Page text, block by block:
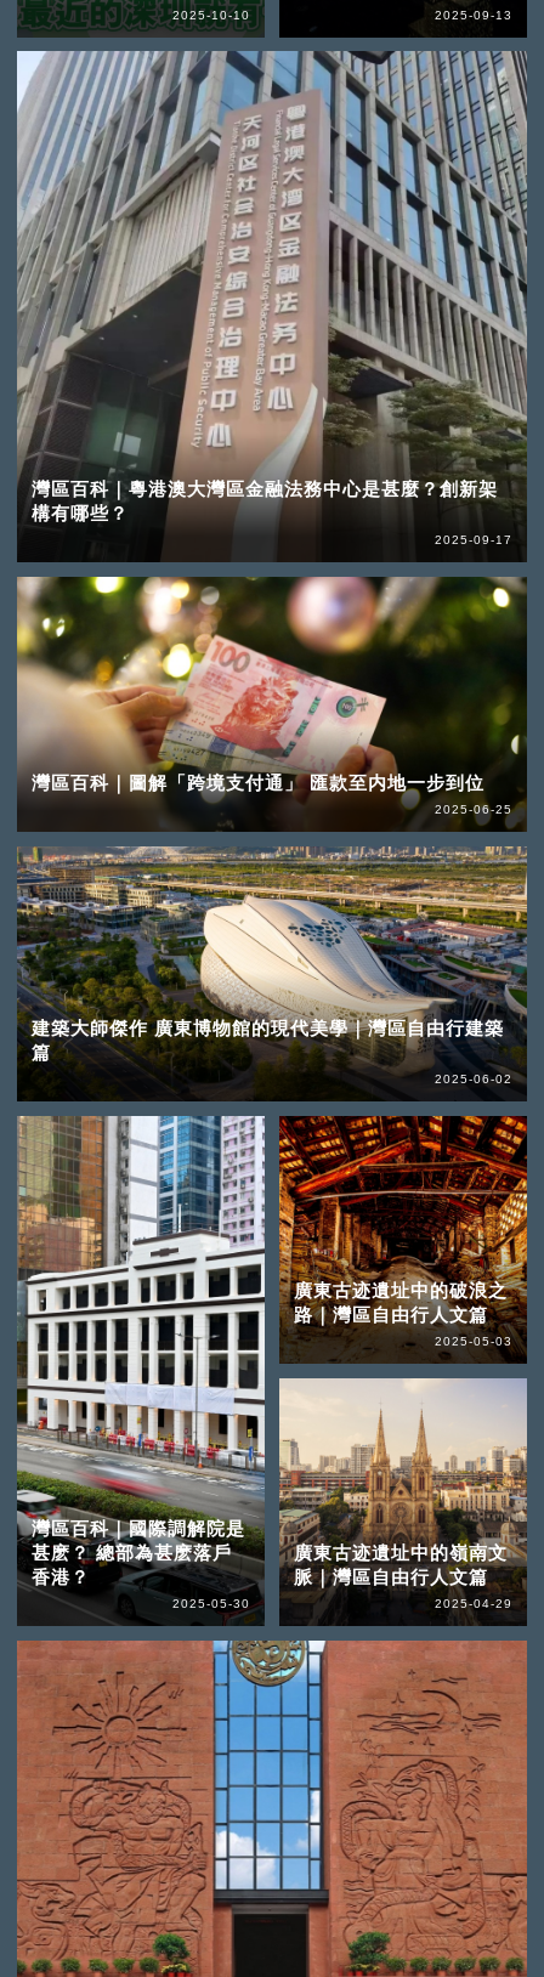
2025-10-10
灣區百科｜粵港澳大灣區金融法務中心是甚麼？創新架
構有哪些？
2025-09-17
2025-09-13
灣區百科｜圖解「跨境支付通」 匯款至内地一步到位
2025-06-25
建築大師傑作 廣東博物館的現代美學｜灣區自由行建築
篇
2025-06-02
灣區百科｜國際調解院是
甚麽？ 總部為甚麽落戶
香港？
2025-05-30
廣東古迹遺址中的破浪之
路｜灣區自由行人文篇
2025-05-03
廣東古迹遺址中的嶺南文
脈｜灣區自由行人文篇
2025-04-29